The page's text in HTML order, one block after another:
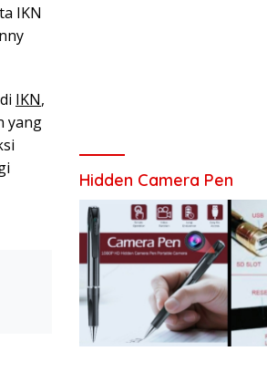
IKN
IKN,
yang
Hidden Camera Pen